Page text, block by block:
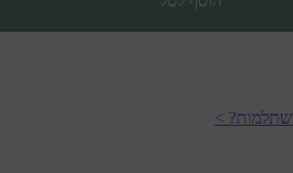
>